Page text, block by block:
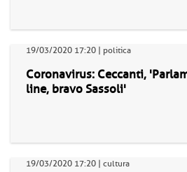
19/03/2020 17:20 | politica
Coronavirus: Ceccanti,
line, bravo Sassoli'
19/03/2020 17:20 | cultura